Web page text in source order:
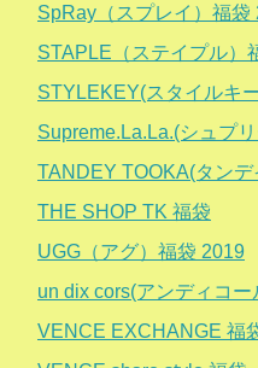
SpRay（スプレイ）福袋
STAPLE（ステイプル）
STYLEKEY(スタイルキ
Supreme.La.La.(シュプ
TANDEY TOOKA(タン
THE SHOP TK 福袋
UGG（アグ）福袋 2019
un dix cors(アンディコ
VENCE EXCHANGE 福